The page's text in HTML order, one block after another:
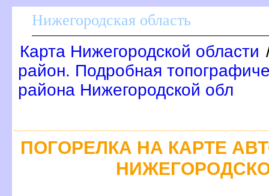
Нижегородская область
Карта Нижегородской области
район. Подробная
района Нижегородской обл
ПОГОРЕЛКА НА КАРТЕ